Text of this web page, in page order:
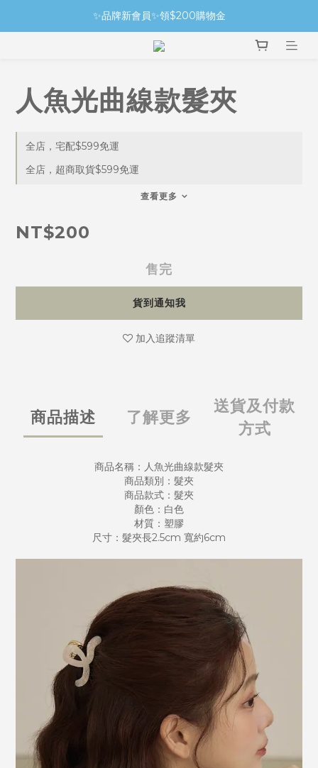
✨品牌新會員✨領$200購物金
人魚光曲線款髮夾
全店，宅配$599免運
全店，超商取貨$599免運
查看更多
NT$200
售完
貨到通知我
加入追蹤清單
商品描述 了解更多
送貨及付款
方式
商品名稱：人魚光曲線款髮夾
商品類別：髮夾
商品款式：髮夾
顏色：白色
材質：塑膠
尺寸：髮夾長2.5cm 寬約6cm